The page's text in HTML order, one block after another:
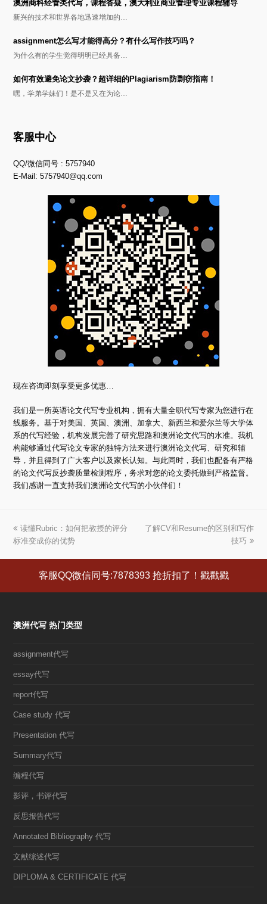
澳洲商科经管类代写，课程答疑，澳大利亚商业管理专业课程辅导
新兴的技术和世界各地迅速增加的…
assignment怎么写才能得高分？有什么写作技巧吗？
为什么有的学生觉得明明已经具备…
如何有效避免论文抄袭？超详细的Plagiarism防剽窃指南！
嘿，学弟学妹们！是不是又在为论…
客服中心
QQ/微信同号 : 5757940
E-Mail:5757940@qq.com
现在咨询即刻享受更多优惠…
我们是一所英语论文代写专业机构，拥有大量全职代写专家为您进行在
线服务。基于对美国、英国、澳洲、加拿大、新西兰和爱尔兰等大学体
系的代写经验，机构发展完善了研究思路和澳洲论文代写的水准。我机
构能够通过代写论文专家的独特方法来进行澳洲论文代写、研究和辅
导，并且得到了广大客户以及家长认知。与此同时，我们也配备有严格
的论文代写反抄袭质量检测程序，务求对您的论文委托做到严格监督。
我们感谢一直支持我们澳洲论文代写的小伙伴们！
上
一
读懂Rubric：如何把教授的评分
标准变成你的优势
下
章:
了解CV和Resume的区别和写作
技巧
客服QQ微信同号:7878393 抢折扣了！戳戳戳
澳洲代写 热门类型
assignment代写
essay代写
report代写
Case study 代写
Presentation 代写
Summary代写
编程代写
影评，书评代写
反思报告代写
Annotated Bibliography 代写
文献综述代写
DIPLOMA & CERTIFICATE 代写